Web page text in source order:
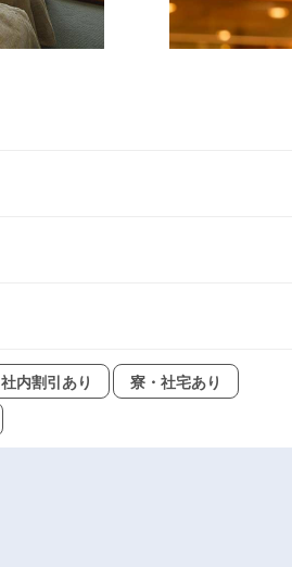
社内割引あり 寮・社宅あり